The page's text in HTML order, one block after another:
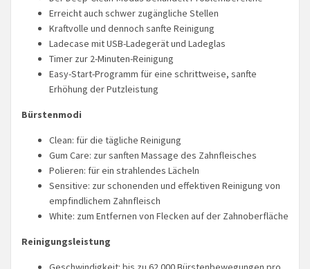
Erreicht auch schwer zugängliche Stellen
Kraftvolle und dennoch sanfte Reinigung
Ladecase mit USB-Ladegerät und Ladeglas
Timer zur 2-Minuten-Reinigung
Easy-Start-Programm für eine schrittweise, sanfte
Erhöhung der Putzleistung
Bürstenmodi
Clean: für die tägliche Reinigung
Gum Care: zur sanften Massage des Zahnfleisches
Polieren: für ein strahlendes Lächeln
Sensitive: zur schonenden und effektiven Reinigung von
empfindlichem Zahnfleisch
White: zum Entfernen von Flecken auf der Zahnoberfläche
Reinigungsleistung